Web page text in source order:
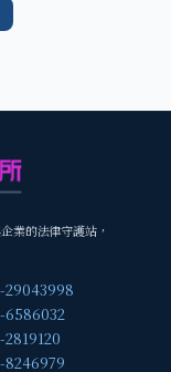
業的法律守護站，
29043998
6586032
8246979